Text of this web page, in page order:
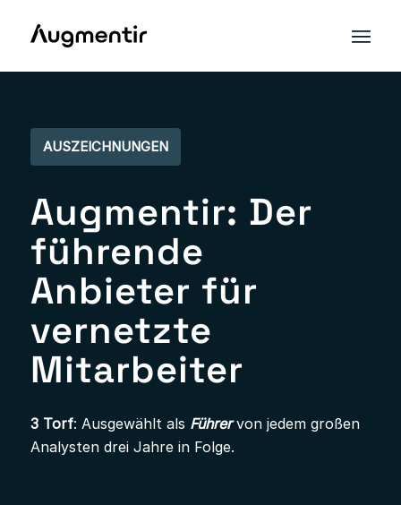
AUSZEICHNUNGEN
Augmentir: Der
führende
Anbieter für
vernetzte
Mitarbeiter
3 Torf: Ausgewählt als Führervon jedem großen
Analysten drei Jahre in Folge.